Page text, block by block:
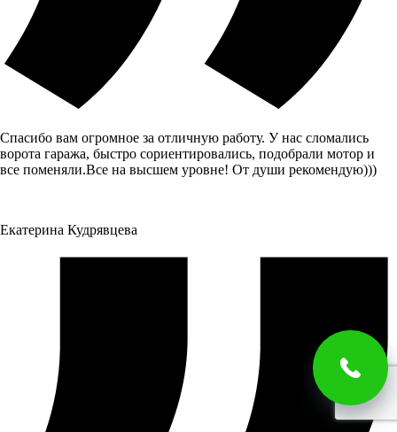
Спасибо вам огромное за отличную работу. У нас сломались
ворота гаража, быстро сориентировались, подобрали мотор и
все поменяли.Все на высшем уровне! От души рекомендую)))
Екатерина Кудрявцева